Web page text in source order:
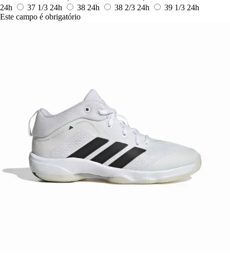
24h
37 1/3 24h 38 24h 38 2/3 24h 39 1/3 24h
Este campo é obrigatório